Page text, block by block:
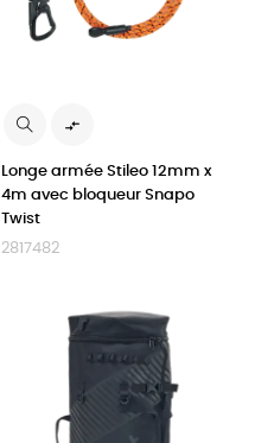

Longe armée Stileo 12mm x
4m avec bloqueur Snapo
Twist
2817482